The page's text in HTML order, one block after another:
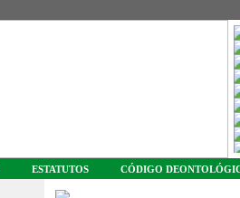
ESTATUTOS CÓDIGO